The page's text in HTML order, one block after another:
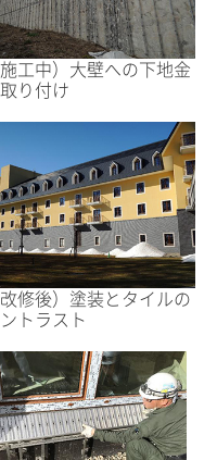
施工中）大壁への下地金
り付け
改修後）塗装とタイルの
トラスト